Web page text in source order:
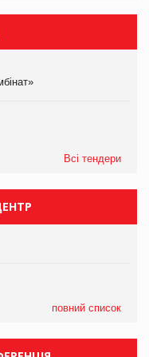
Всі тендери
повний список